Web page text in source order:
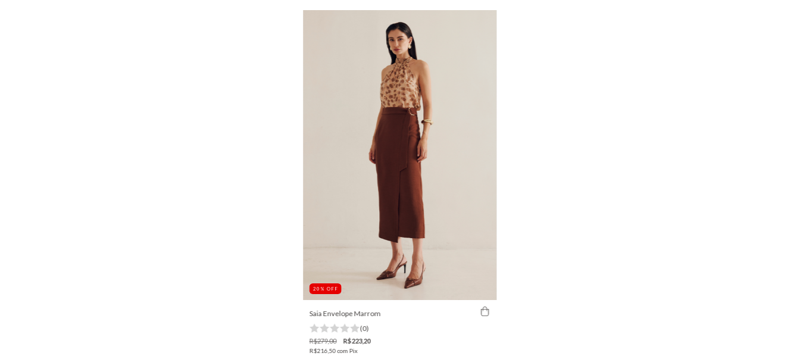
20 % OFF
Saia Envelope Marrom
(0)
R$279,00 R$223,20
R$216,50com Pix